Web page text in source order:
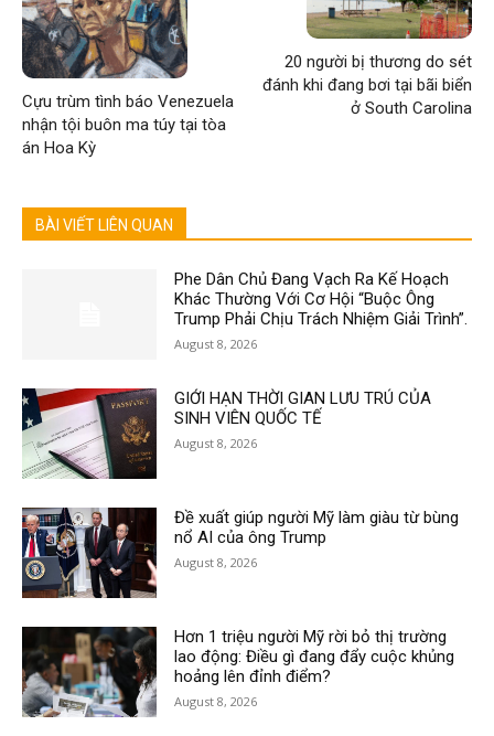
Cựu trùm tình báo Venezuela
nhận tội buôn ma túy tại tòa
án Hoa Kỳ
20 người bị thương do sét
đánh khi đang bơi tại bãi biển
ở South Carolina
BÀI VIẾT LIÊN QUAN
Phe Dân Chủ Đang Vạch Ra Kế Hoạch
Khác Thường Với Cơ Hội “Buộc Ông
Trump Phải Chịu Trách Nhiệm Giải Trình”.
August 8, 2026
GIỚI HẠN THỜI GIAN LƯU TRÚ CỦA
SINH VIÊN QUỐC TẾ
August 8, 2026
Đề xuất giúp người Mỹ làm giàu từ bùng
nổ AI của ông Trump
August 8, 2026
Hơn 1 triệu người Mỹ rời bỏ thị trường
lao động: Điều gì đang đẩy cuộc khủng
hoảng lên đỉnh điểm?
August 8, 2026